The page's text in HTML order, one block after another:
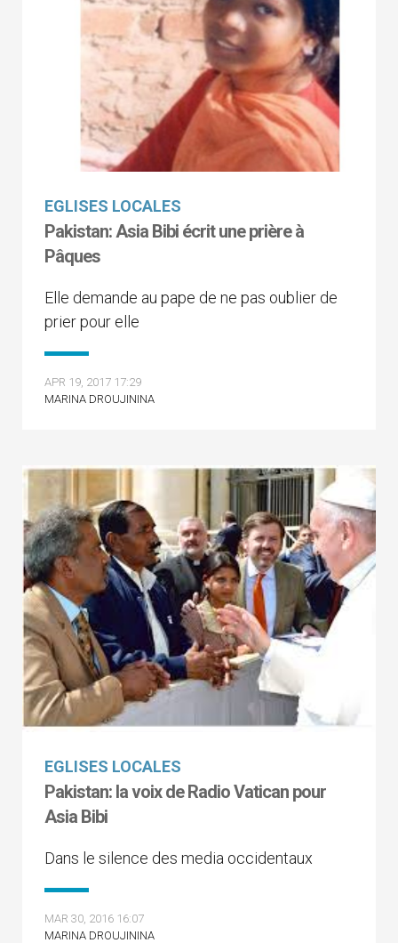
EGLISES LOCALES
Pakistan: Asia Bibi écrit une prière à
Pâques
Elle demande au pape de ne pas oublier de
prier pour elle
APR 19, 2017 17:29
MARINA DROUJININA
EGLISES LOCALES
Pakistan: la voix de Radio Vatican pour
Asia Bibi
Dans le silence des media occidentaux
MAR 30, 2016 16:07
MARINA DROUJININA